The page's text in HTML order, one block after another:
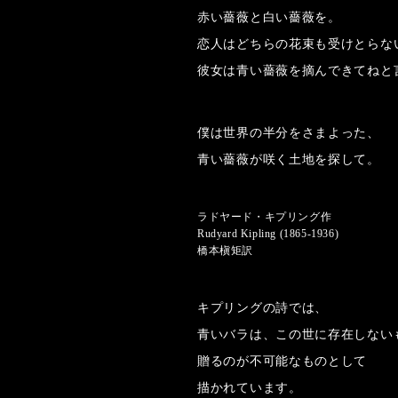
赤い薔薇と白い薔薇を。
恋人はどちらの花束も受けとら
彼女は青い薔薇を摘んできてねと
僕は世界の半分をさまよった、
青い薔薇が咲く土地を探して。
ラドヤード・キプリング作
Rudyard Kipling (1865-1936)
橋本槇矩訳
キプリングの詩では、
青いバラは、この世に存在しない
贈るのが不可能なものとして
描かれています。